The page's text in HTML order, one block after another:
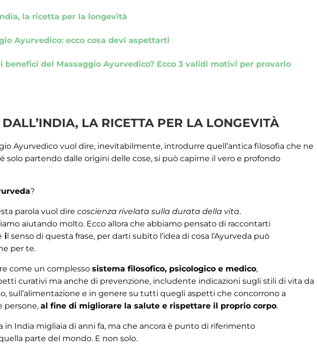
la ricetta per la longevità
Ayurvedico: ecco cosa devi aspettarti
benefici del Massaggio Ayurvedico? Ecco 3 validi motivi per provarlo
LA RICETTA PER LA LONGEVITÀ
Ayurvedico vuol dire, inevitabilmente, introdurre quell’antica filosofia che ne
solo partendo dalle origini delle cose, si può capirne il vero e profondo
?
parola vuol direcoscienza rivelata sulla durata della vita.
aiutando molto. Ecco allora che abbiamo pensato di raccontarti
il senso di questa frase, per darti subito l’idea di cosa l’Ayurveda può
per te.
come un complessosistema filosofico, psicologico e medico,
curativi ma anche di prevenzione, includente indicazioni sugli stili di vita da
sull’alimentazione e in genere su tutti quegli aspetti che concorrono a
persone,al fine di migliorare la salute e rispettare il proprio corpo.
in India migliaia di anni fa, ma che ancora è punto di riferimento
parte del mondo. E non solo.